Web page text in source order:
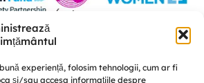
experiență, folosim tehnologii, cum ar fi
și/sau accesa informațiile despre
în cadrul proiectului „U-POWER –
de A.O. „Femei pentru Femei” în
nonformală „Diversitate” și CRISP –